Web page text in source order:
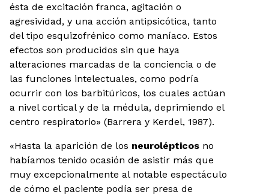
ésta de excitación franca, agitación o
agresividad, y una acción antipsicótica, tanto
del tipo esquizofrénico como maníaco. Estos
efectos son producidos sin que haya
alteraciones marcadas de la conciencia o de
las funciones intelectuales, como podría
ocurrir con los barbitúricos, los cuales actúan
a nivel cortical y de la médula, deprimiendo el
centro respiratorio» (Barrera y Kerdel, 1987).
«Hasta la aparición de los neurolépticos no
habíamos tenido ocasión de asistir más que
muy excepcionalmente al notable espectáculo
de cómo el paciente podía ser presa de